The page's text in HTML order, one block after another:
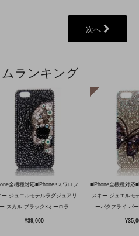
次へ
ランキング
全機種対応■iPhone×スワロフ
ー ジュエルモデルラグジュアリ
ー スカル ブラック×オーロラ
¥39,000
■iPhone全機種対応
スキー ジュエルモ
ーバタフライ パ